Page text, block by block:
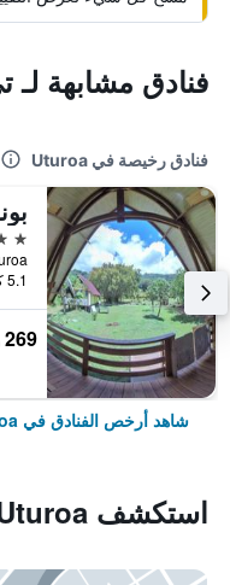
فنادق مشابهة لـ
فنادق رخيصة في Uturoa
2 نجمتين
5.1 كيلومتر عن وسط المدينة
269 ﷼
شاهد أرخص الفنادق في Uturoa
استكشف Uturoa